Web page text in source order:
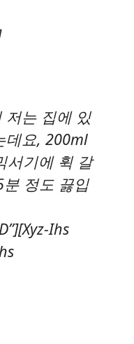
저는 집에 있
데요, 200ml
서기에 휙 갈
정도 끓입
Ihs